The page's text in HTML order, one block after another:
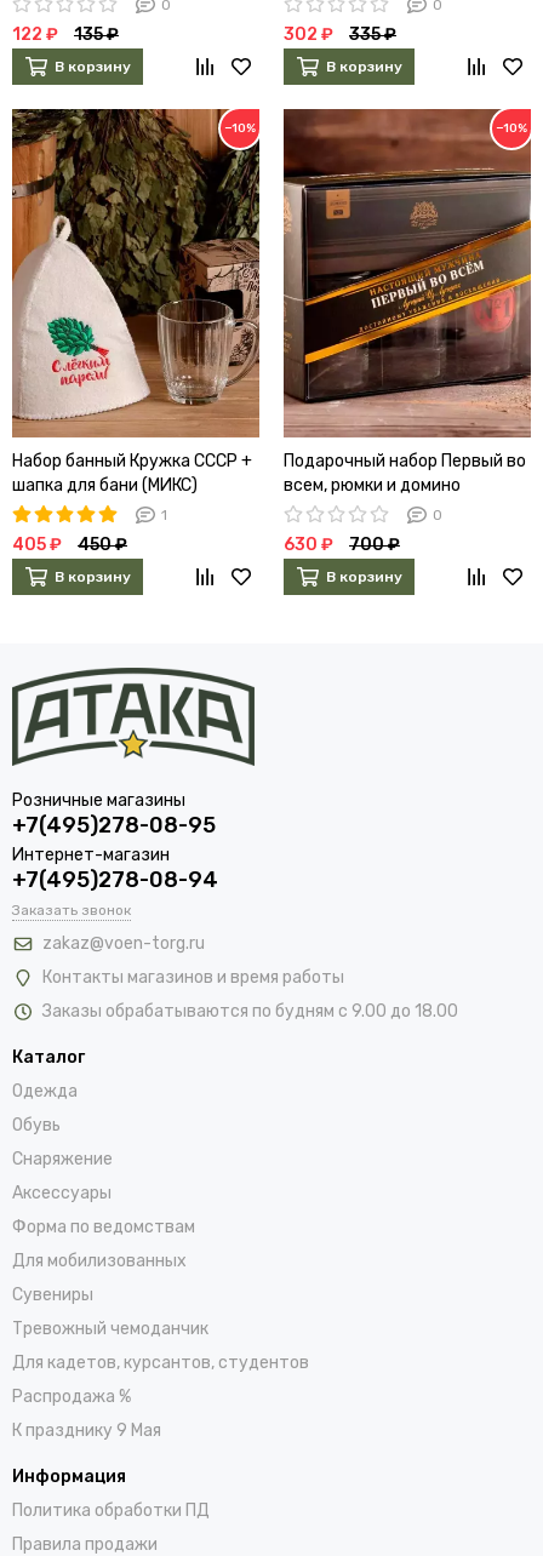
0
122 ₽ 135 ₽
В корзину
0
302 ₽ 335 ₽
В корзину
−10%
Набор банный Кружка СССР +
шапка для бани (МИКС)
4982801
1
405 ₽ 450 ₽
В корзину
−10%
Подарочный набор Первый во
всем, рюмки и домино
0
630 ₽ 700 ₽
В корзину
Розничные магазины
+7(495)278-08-95
Интернет-магазин
+7(495)278-08-94
Заказать звонок
zakaz@voen-torg.ru
Контакты магазинов и время работы
Заказы обрабатываются по будням с 9.00 до 18.00
Каталог
Одежда
Обувь
Снаряжение
Аксессуары
Форма по ведомствам
Для мобилизованных
Сувениры
Тревожный чемоданчик
Для кадетов, курсантов, студентов
Распродажа %
К празднику 9 Мая
Информация
Политика обработки ПД
Правила продажи